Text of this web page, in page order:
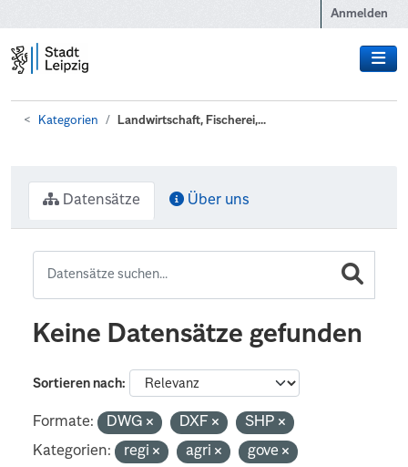
Anmelden
Kategorien Landwirtschaft, Fischerei,...
Datensätze Über uns
Keine Datensätze gefunden
Sortieren nach
Formate: DWG DXF
SHP
Kategorien:
regi agri gove